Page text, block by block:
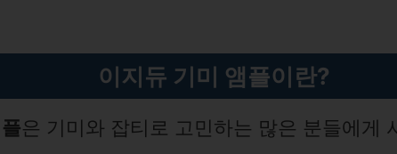
이지듀 기미 앰플이란?
은 기미와 잡티로 고민하는 많은 분들에게